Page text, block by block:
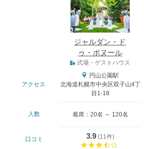
ジャルダン・ド
ゥ・ボヌール
式場・ゲストハウス
アクセス
円山公園駅
北海道札幌市中央区双子山4丁
目1-18
人数 着席：20名 ～ 120名
口コミ 3.9(11件)